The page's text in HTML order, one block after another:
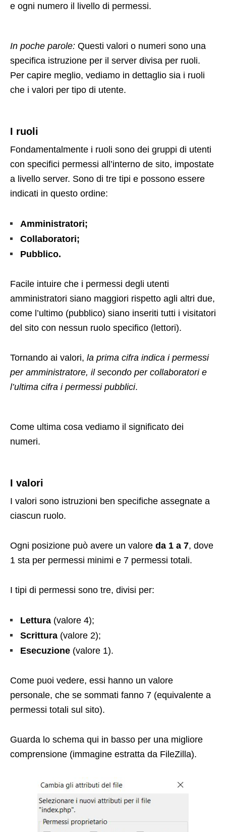
e ogni numero il livello di permessi.
In poche parole: Questi valori o numeri sono una
specifica istruzione per il server divisa per ruoli.
Per capire meglio, vediamo in dettaglio sia i ruoli
che i valori per tipo di utente.
I ruoli
Fondamentalmente i ruoli sono dei gruppi di utenti
con specifici permessi all’interno de sito, impostate
a livello server. Sono di tre tipi e possono essere
indicati in questo ordine:
Amministratori;
Collaboratori;
Pubblico.
Facile intuire che i permessi degli utenti
amministratori siano maggiori rispetto agli altri due,
come l’ultimo (pubblico) siano inseriti tutti i visitatori
del sito con nessun ruolo specifico (lettori).
Tornando ai valori, la prima cifra indica i permessi
per amministratore, il secondo per collaboratori e
l’ultima cifra i permessi pubblici.
Come ultima cosa vediamo il significato dei
numeri.
I valori
I valori sono istruzioni ben specifiche assegnate a
ciascun ruolo.
Ogni posizione può avere un valore da 1 a 7, dove
1 sta per permessi minimi e 7 permessi totali.
I tipi di permessi sono tre, divisi per:
Lettura (valore 4);
Scrittura (valore 2);
Esecuzione (valore 1).
Come puoi vedere, essi hanno un valore
personale, che se sommati fanno 7 (equivalente a
permessi totali sul sito).
Guarda lo schema qui in basso per una migliore
comprensione (immagine estratta da FileZilla).